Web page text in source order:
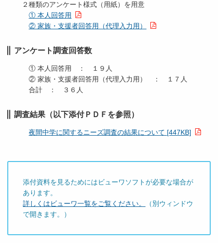
２種類のアンケート様式（用紙）を用意
① 本人回答用
② 家族・支援者回答用（代理入力用）
アンケート調査回答数
① 本人回答用 ： １９人
② 家族・支援者回答用（代理入力用） ： １７人
合計 ： ３６人
調査結果（以下添付ＰＤＦを参照）
夜間中学に関するニーズ調査の結果について [447KB]
添付資料を見るためにはビューワソフトが必要な場合が
あります。
詳しくはビューワ一覧をご覧ください。
（別ウィンドウ
で開きます。）